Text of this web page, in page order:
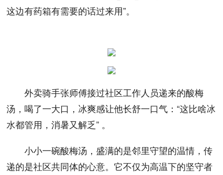
这边有药箱有需要的话过来用”。
外卖骑手张师傅接过社区工作人员递来的酸梅
汤，喝了一大口，冰爽感让他长舒一口气：“这比啥冰
水都管用，消暑又解乏” 。
小小一碗酸梅汤，盛满的是邻里守望的温情，传
递的是社区共同体的心意。它不仅为高温下的坚守者